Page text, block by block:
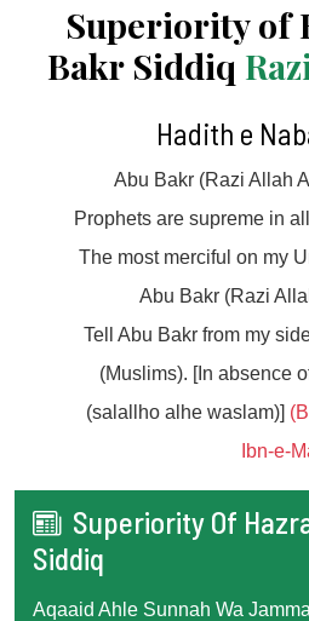
Superiority of
Bakr Siddiq
Abu Bakr (Razi Allah
Prophets are supreme in
The most merciful on my
Abu Bakr (Razi
Tell Abu Bakr from my
(Muslims). [In absence
(salallho alhe waslam)]
Ibn-e-
Superiority Of
Siddiq
Aqaaid Ahle Sunnah Wa